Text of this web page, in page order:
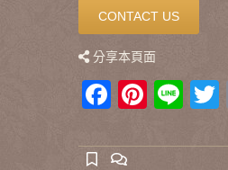
CONTACT US
分享本頁面
F
c
Pi
er
Li
e